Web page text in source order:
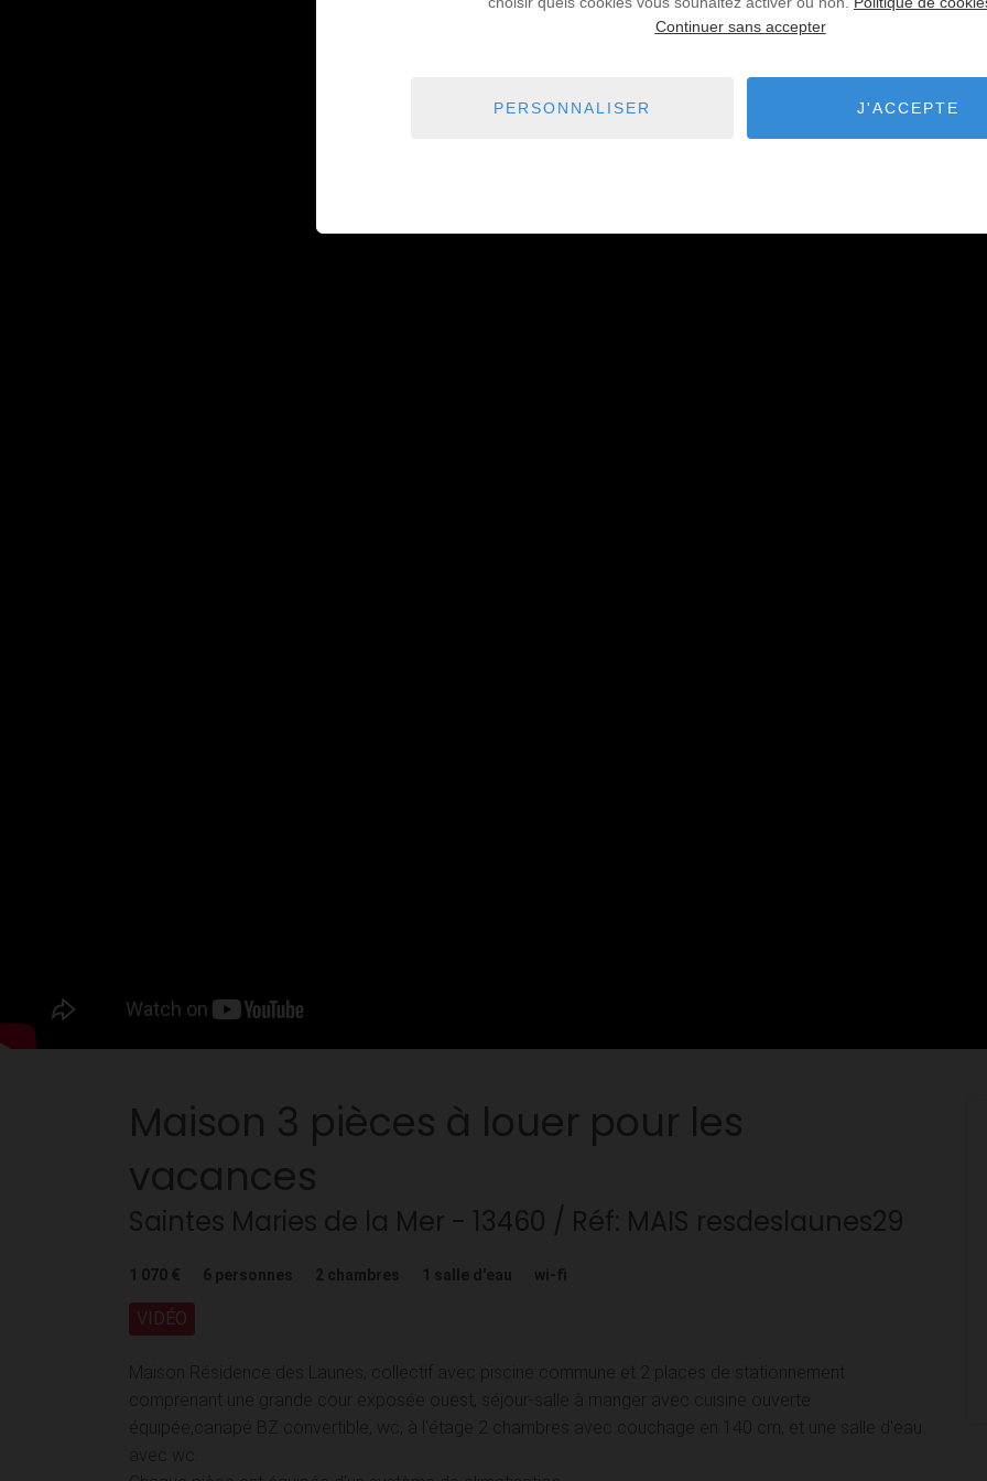
Maison 3 pièces à louer pour les
vacances
Saintes Maries de la Mer - 13460 / Réf: MAIS resdeslaunes29
1 070 € 6 personnes 2 chambres 1 salle d'eau wi-fi
VIDÉO
Maison Résidence des Launes, collectif avec piscine commune et 2 places de stationnement
comprenant une grande cour exposée ouest, séjour-salle à manger avec cuisine ouverte
équipée,canapé BZ convertible, wc, à l'étage 2 chambres avec couchage en 140 cm, et une salle d'eau
avec wc.
Continuer sans accepter
PERSONNALISER J'ACCEPTE